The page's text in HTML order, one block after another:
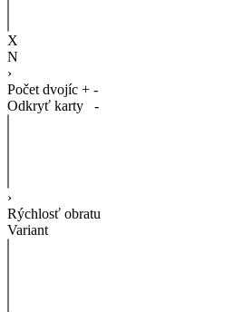
X
N
›
Počet dvojíc + -
Odkryť karty
-
›
Rýchlosť obratu
Variant